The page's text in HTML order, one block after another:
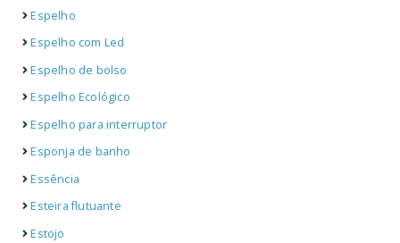
Espelho
Espelho com Led
Espelho de bolso
Espelho Ecológico
Espelho para interruptor
Esponja de banho
Essência
Esteira flutuante
Estojo